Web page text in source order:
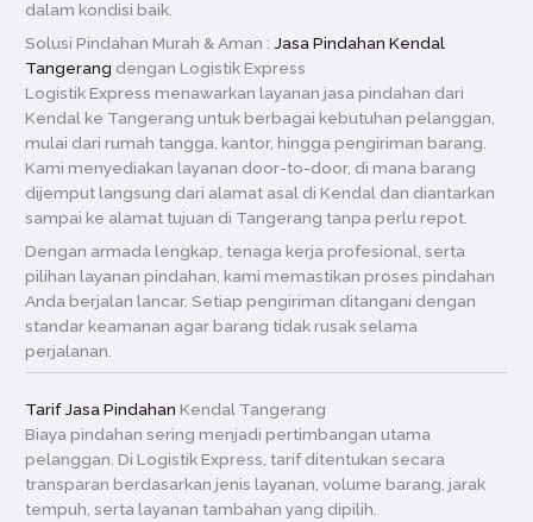
dalam kondisi baik.
Solusi Pindahan Murah & Aman : Jasa Pindahan Kendal
Tangerang dengan Logistik Express
Logistik Express menawarkan layanan jasa pindahan dari
Kendal ke Tangerang untuk berbagai kebutuhan pelanggan,
mulai dari rumah tangga, kantor, hingga pengiriman barang.
Kami menyediakan layanan door-to-door, di mana barang
dijemput langsung dari alamat asal di Kendal dan diantarkan
sampai ke alamat tujuan di Tangerang tanpa perlu repot.
Dengan armada lengkap, tenaga kerja profesional, serta
pilihan layanan pindahan, kami memastikan proses pindahan
Anda berjalan lancar. Setiap pengiriman ditangani dengan
standar keamanan agar barang tidak rusak selama
perjalanan.
Tarif Jasa Pindahan Kendal Tangerang
Biaya pindahan sering menjadi pertimbangan utama
pelanggan. Di Logistik Express, tarif ditentukan secara
transparan berdasarkan jenis layanan, volume barang, jarak
tempuh, serta layanan tambahan yang dipilih.